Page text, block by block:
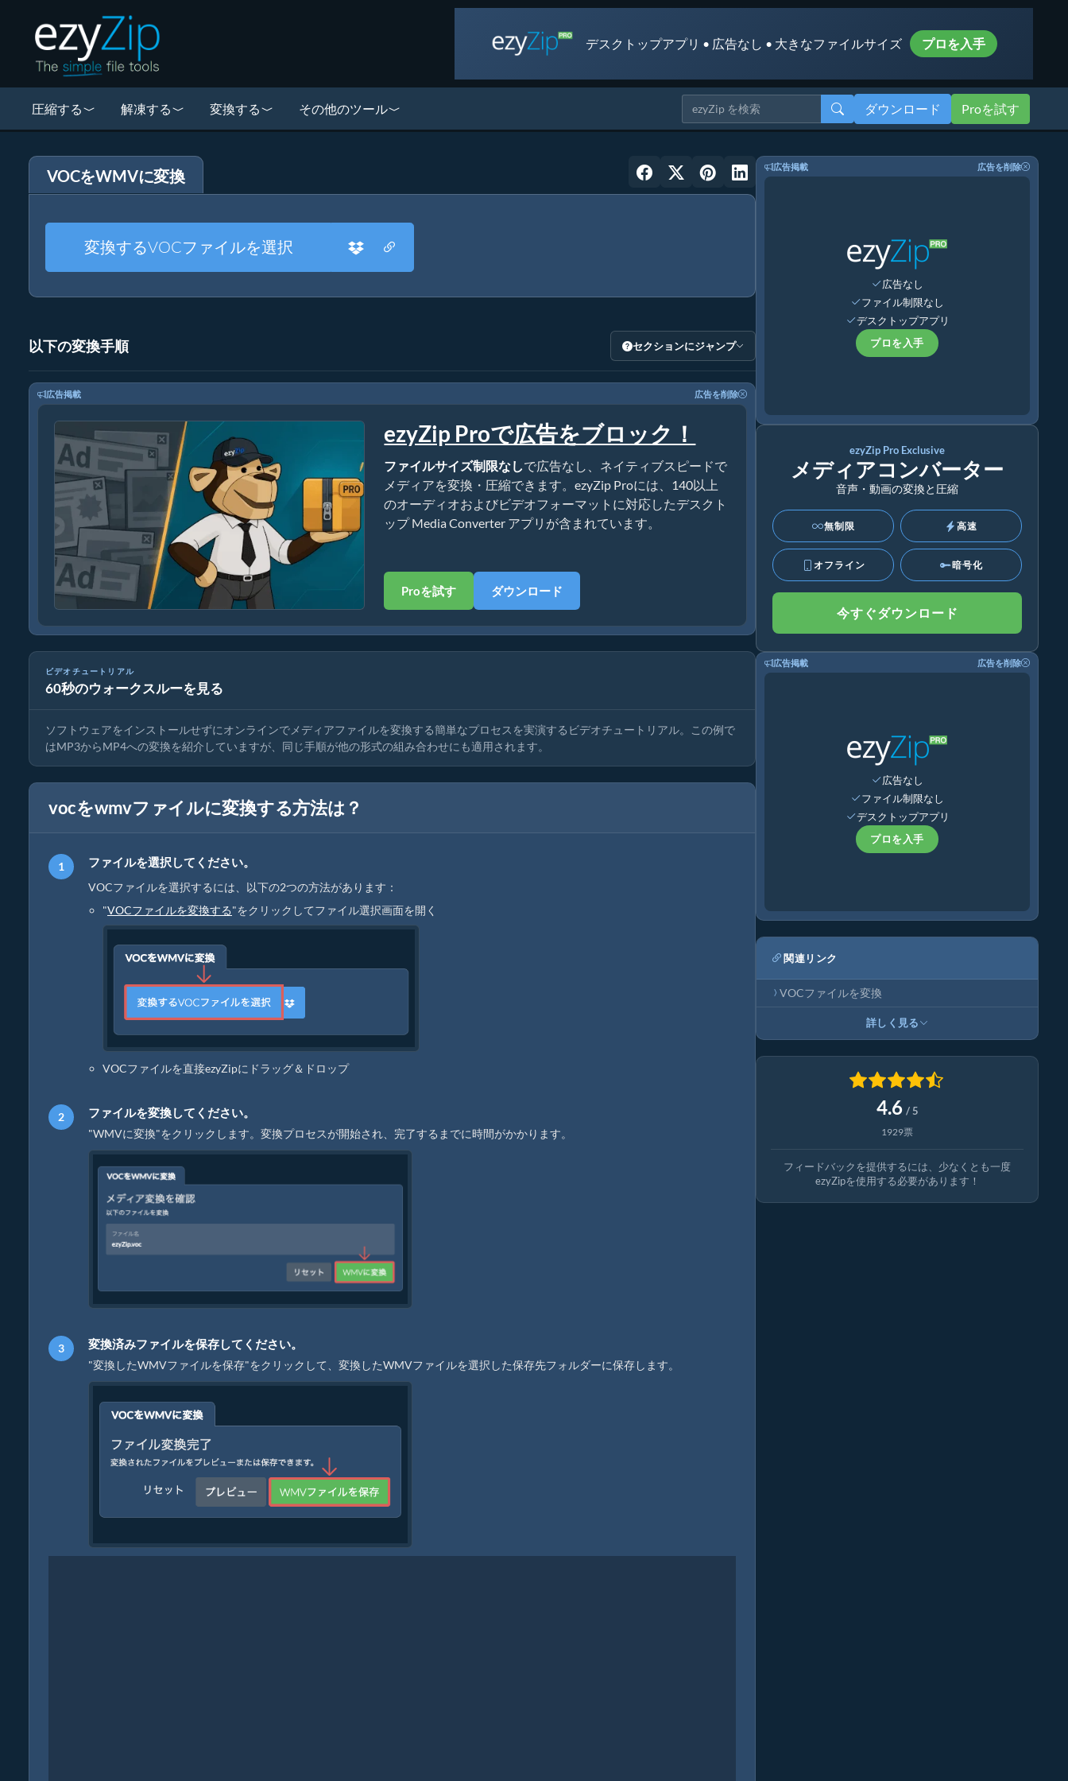
デスクトップアプリ • 広告なし • 大きなファイルサイズ プロを入手
圧縮する 解凍する 変換する その他のツール ダウンロード Proを試す
VOCをWMVに変換
変換するVOCファイルを選択
以下の変換手順 セクションにジャンプ
広告掲載 広告を削除
ezyZip Proで広告をブロック！
ファイルサイズ制限なしで広告なし、ネイティブスピードで
メディアを変換・圧縮できます。ezyZip Proには、140以上
のオーディオおよびビデオフォーマットに対応したデスクト
ップ Media Converter アプリが含まれています。
Proを試す ダウンロード
ビデオチュートリアル
60秒のウォークスルーを見る
メディアファイルの変換方法
ソフトウェアをインストールせずにオンラインでメディアファイルを変換する簡単なプロセスを実演するビデオチュートリアル。この例で
はMP3からMP4への変換を紹介していますが、同じ手順が他の形式の組み合わせにも適用されます。
vocをwmvファイルに変換する方法は？
ファイルを選択してください。
VOCファイルを選択するには、以下の2つの方法があります：
"VOCファイルを変換する"をクリックしてファイル選択画面を開く
VOCファイルを直接ezyZipにドラッグ＆ドロップ
ファイルを変換してください。
"WMVに変換"をクリックします。変換プロセスが開始され、完了するまでに時間がかかります。
変換済みファイルを保存してください。
"変換したWMVファイルを保存"をクリックして、変換したWMVファイルを選択した保存先フォルダーに保存します。
広告掲載 広告を削除
広告なし
ファイル制限なし
デスクトップアプリ
プロを入手
ezyZip Pro Exclusive
メディアコンバーター
音声・動画の変換と圧縮
無制限 高速
オフライン 暗号化
今すぐダウンロード
広告掲載 広告を削除
広告なし
ファイル制限なし
デスクトップアプリ
プロを入手
関連リンク
VOCファイルを変換
詳しく見る
4.6 / 5
1929票
フィードバックを提供するには、少なくとも一度
ezyZipを使用する必要があります！